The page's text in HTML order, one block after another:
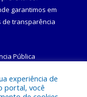
garantimos em
de transparência
Pública
experiência de
portal, você